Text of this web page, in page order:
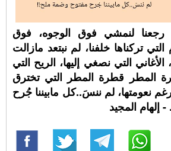
رجعنا لنمشي فوق الوجوه، فوق
تركناها خلفنا، لم نبتعد مازالت
الأغاني التي نصغي إليها، الريح التي
المطر قطرة المطر التي تخترق
نعومتها، لم ننسَ..كل مابيننا جُرح
المجيد